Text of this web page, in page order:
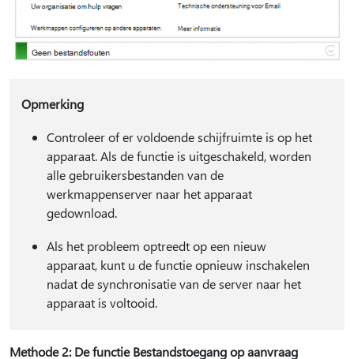
Opmerking
Controleer of er voldoende schijfruimte is op het
apparaat. Als de functie is uitgeschakeld, worden
alle gebruikersbestanden van de
werkmappenserver naar het apparaat
gedownload.
Als het probleem optreedt op een nieuw
apparaat, kunt u de functie opnieuw inschakelen
nadat de synchronisatie van de server naar het
apparaat is voltooid.
Methode 2: De functie Bestandstoegang op aanvraag